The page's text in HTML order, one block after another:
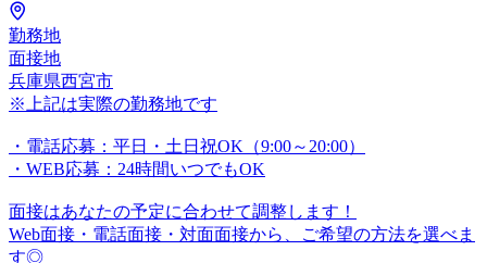
勤務地
面接地
兵庫県西宮市
※上記は実際の勤務地です
・電話応募：平日・土日祝OK（9:00～20:00）
・WEB応募：24時間いつでもOK
面接はあなたの予定に合わせて調整します！
Web面接・電話面接・対面面接から、ご希望の方法を選べま
す◎